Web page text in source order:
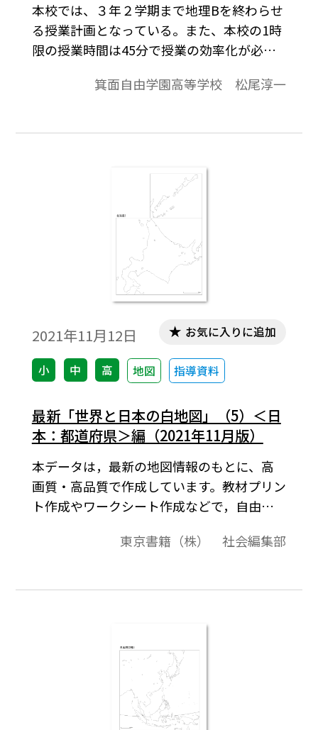
本校では、３年２学期まで地理Bを終わらせ
る授業計画となっている。また、本校の1時
限の授業時間は45分で授業の効率化が必須
<rt>・・・・・</ruby>リーダーの育成」を
る人材の育成を図っている。この点から、
箕面自由学園高等学校 松尾淳一
2021年11月12日
小 中 高 地図 指導資料
お気に入りに追加
最新「世界と日本の白地図」（5）＜日
本：都道府県＞編（2021年11月版）
本データは，最新の地図情報のもとに、高
画質・高品質で作成しています。教材プリン
ト作成やワークシート作成などで，自由に
「世界と日本の白地図」は，（1）＜世界全
（3）＜世界：国規模＞編，（4）＜日本：
＞編の5編で構成され，全256図あります。
（2021年11月版）
東京書籍（株） 社会編集部